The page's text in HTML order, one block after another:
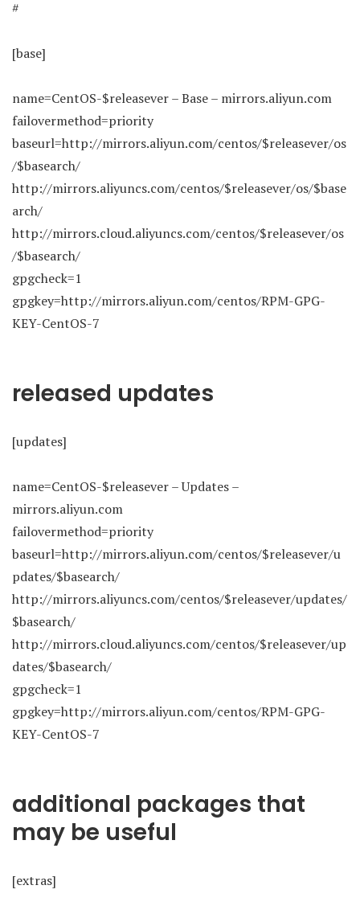
#
[base]
name=CentOS-$releasever – Base – mirrors.aliyun.com
failovermethod=priority
baseurl=http://mirrors.aliyun.com/centos/$releasever/os
/$basearch/
http://mirrors.aliyuncs.com/centos/$releasever/os/$base
arch/
http://mirrors.cloud.aliyuncs.com/centos/$releasever/os
/$basearch/
gpgcheck=1
gpgkey=http://mirrors.aliyun.com/centos/RPM-GPG-
KEY-CentOS-7
released updates
[updates]
name=CentOS-$releasever – Updates –
mirrors.aliyun.com
failovermethod=priority
baseurl=http://mirrors.aliyun.com/centos/$releasever/u
pdates/$basearch/
http://mirrors.aliyuncs.com/centos/$releasever/updates/
$basearch/
http://mirrors.cloud.aliyuncs.com/centos/$releasever/up
dates/$basearch/
gpgcheck=1
gpgkey=http://mirrors.aliyun.com/centos/RPM-GPG-
KEY-CentOS-7
additional packages that
may be useful
[extras]